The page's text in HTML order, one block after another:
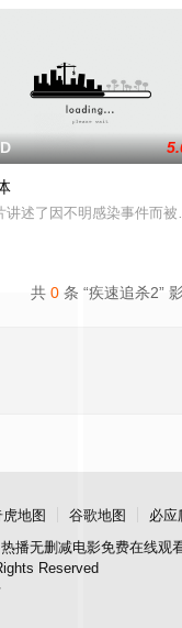
出身的精英新人刑警
试图阻止他们的军队。
症逼近之际争分夺秒，重
讲述了因不明感染事件而
共 0 条 “疾速追杀2”
虎地图 谷歌地图
必应
播无删减电影免费在线观
Reserved